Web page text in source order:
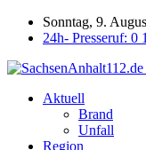
Sonntag, 9.
24h- Presseruf:
Aktuell
Brand
Unfall
Region